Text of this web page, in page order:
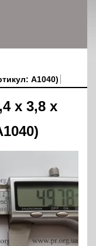
A1040)
х 3,8 х